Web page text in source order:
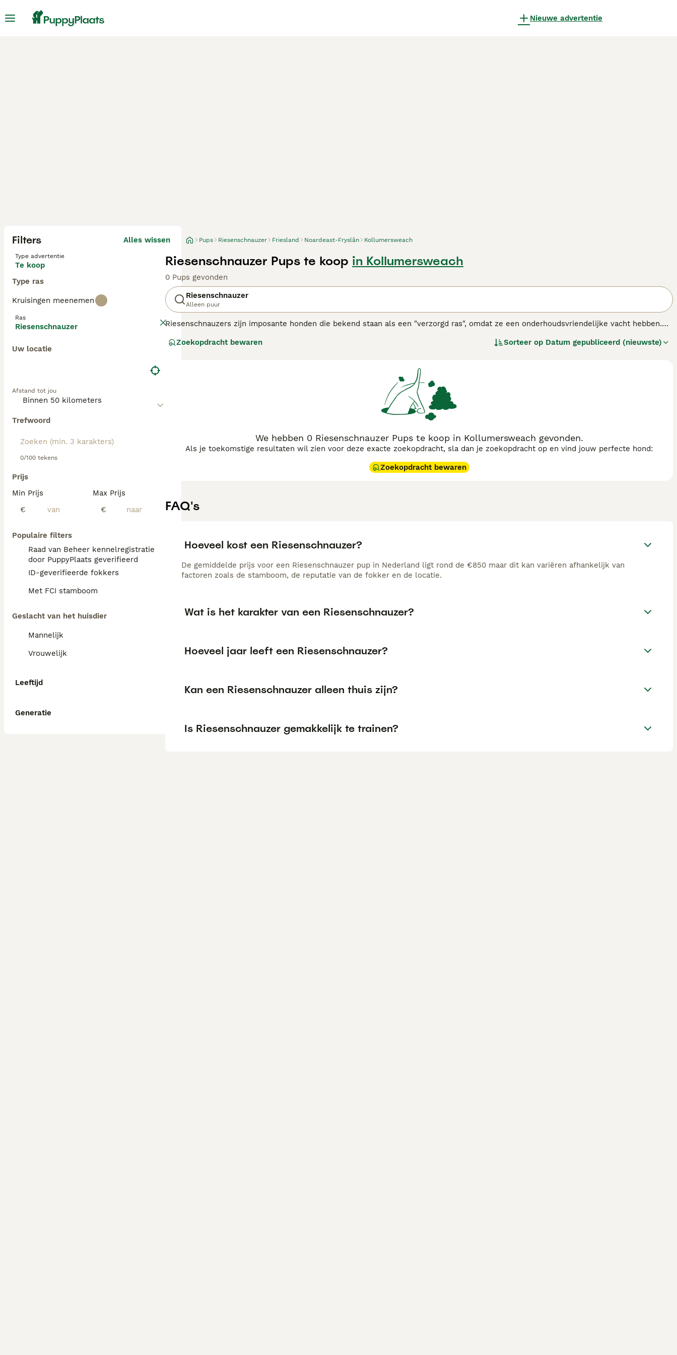
Nieuwe advertentie
Filters Alles wissen
Type advertentie
Te koop
Type ras
Kruisingen meenemen
Ras
Riesenschnauzer
Uw locatie
Afstand tot jou
Trefwoord
0/100 tekens
Prijs
Min Prijs
€
Max Prijs
€
Populaire filters
Raad van Beheer kennelregistratie
door PuppyPlaats geverifieerd
ID-geverifieerde fokkers
Met FCI stamboom
Geslacht van het huisdier
Mannelijk
Vrouwelijk
Leeftijd
Generatie
Pups Riesenschnauzer Friesland Noardeast-Fryslân Kollumersweach
Riesenschnauzer Pups te koop in Kollumersweach
0 Pups gevonden
Riesenschnauzer
Alleen puur
Riesenschnauzers zijn imposante honden die bekend staan als een "verzorgd ras", omdat ze een onderhoudsvriendelijke vacht hebben.
tenzij ze zich bedreigd voelen.
Zoekopdracht bewaren Sorteer op Datum gepubliceerd (nieuwste)
We hebben 0 Riesenschnauzer Pups te koop in Kollumersweach gevonden.
Als je toekomstige resultaten wil zien voor deze exacte zoekopdracht, sla dan je zoekopdracht op en vind jouw perfecte hond:
Zoekopdracht bewaren
FAQ's
Hoeveel kost een Riesenschnauzer?
De gemiddelde prijs voor een Riesenschnauzer pup in Nederland ligt rond de €850 maar dit kan variëren afhankelijk van
factoren zoals de stamboom, de reputatie van de fokker en de locatie.
Wat is het karakter van een Riesenschnauzer?
Hoeveel jaar leeft een Riesenschnauzer?
Kan een Riesenschnauzer alleen thuis zijn?
Is Riesenschnauzer gemakkelijk te trainen?